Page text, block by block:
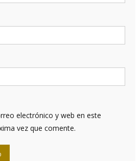
electrónico y web en este
vez que comente.